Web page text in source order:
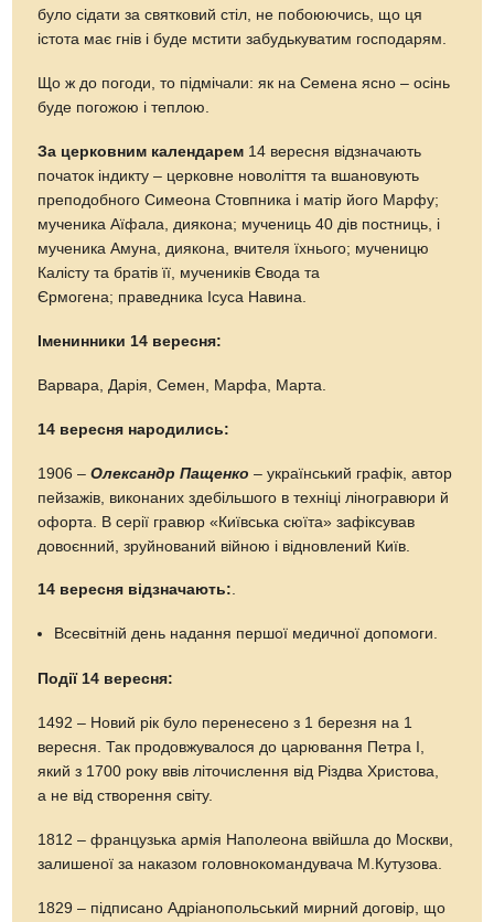
було сідати за святковий стіл, не побоюючись, що ця
істота має гнів і буде мстити забудькуватим господарям.
Що ж до погоди, то підмічали: як на Семена ясно – осінь
буде погожою і теплою.
За церковним календарем 14 вересня відзначають
початок індикту – церковне новоліття та вшановують
преподобного Симеона Стовпника і матір його Марфу;
мученика Аїфала, диякона; мучениць 40 дів постниць, і
мученика Амуна, диякона, вчителя їхнього; мученицю
Калісту та братів її, мучеників Євода та
Єрмогена; праведника Ісуса Навина.
Іменинники 14 вересня:
Варвара, Дарія, Семен, Марфа, Марта.
14 вересня народились:
1906 –Олександр Пащенко – український графік, автор
пейзажів, виконаних здебільшого в техніці ліногравюри й
офорта. В серії гравюр «Київська сюїта» зафіксував
довоєнний, зруйнований війною і відновлений Київ.
14 вересня відзначають:.
Всесвітній день надання першої медичної допомоги.
Події 14 вересня:
1492 – Новий рік було перенесено з 1 березня на 1
вересня. Так продовжувалося до царювання Петра І,
який з 1700 року ввів літочислення від Різдва Христова,
а не від створення світу.
1812 – французька армія Наполеона ввійшла до Москви,
залишеної за наказом головнокомандувача М.Кутузова.
1829 – підписано Адріанопольський мирний договір, що